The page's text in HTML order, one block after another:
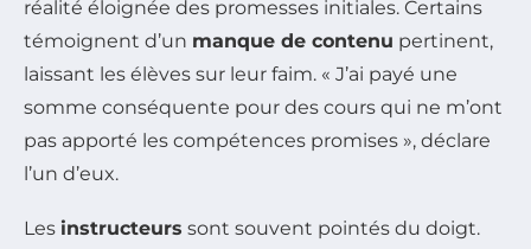
réalité éloignée des promesses initiales. Certains
témoignent d’un manque de contenu pertinent,
laissant les élèves sur leur faim. « J’ai payé une
somme conséquente pour des cours qui ne m’ont
pas apporté les compétences promises », déclare
l’un d’eux.
Les instructeurs sont souvent pointés du doigt.